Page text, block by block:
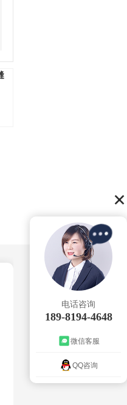
电话咨询
189-8194-4648
微信客服
QQ咨询